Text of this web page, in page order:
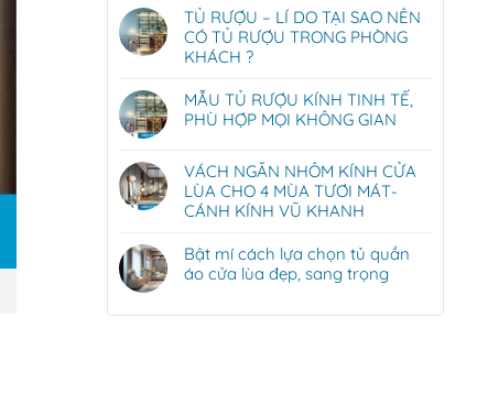
TỦ RƯỢU – LÍ DO TẠI SAO NÊN
CÓ TỦ RƯỢU TRONG PHÒNG
KHÁCH ?
MẪU TỦ RƯỢU KÍNH TINH TẾ,
PHÙ HỢP MỌI KHÔNG GIAN
VÁCH NGĂN NHÔM KÍNH CỬA
LÙA CHO 4 MÙA TƯƠI MÁT-
CÁNH KÍNH VŨ KHANH
Bật mí cách lựa chọn tủ quần
áo cửa lùa đẹp, sang trọng